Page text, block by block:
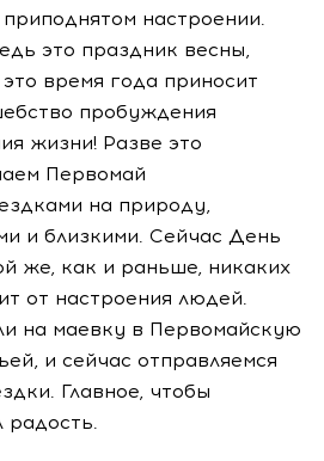
приподнятом настроении.
это праздник весны,
время года приносит
пробуждения
жизни! Разве это
Первомай
на природу,
и близкими. Сейчас День
же, как и раньше, никаких
от настроения людей.
на маевку в Первомайскую
и сейчас отправляемся
Главное, чтобы
радость.